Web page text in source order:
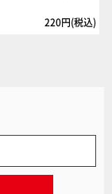
220円(税込)